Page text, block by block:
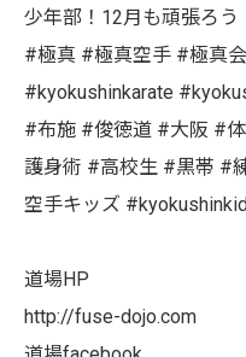
少年部！12月も頑張ろう
#極真 #極真空手 #極真
#kyokushinkarate
#布施 #俊徳道 #大阪 #
護身術 #高校生 #黒帯 #
空手キッズ
道場HP
http://fuse-dojo.com